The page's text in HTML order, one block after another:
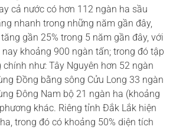
cả nước có hơn 112 ngàn ha sầu
nhanh trong những năm gần đây,
gần 25% trong 5 năm gần đây, với
khoảng 900 ngàn tấn; trong đó tập
như: Tây Nguyên hơn 52 ngàn
Đồng bằng sông Cửu Long 33 ngàn
Đông Nam bộ 21 ngàn ha (khoảng
khác. Riêng tỉnh Đắk Lắk hiện
trong đó có khoảng 50% diện tích